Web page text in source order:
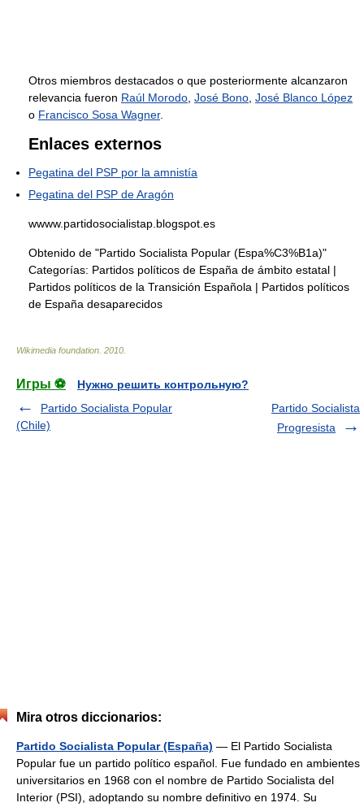
Otros miembros destacados o que posteriormente alcanzaron
relevancia fueron Raúl Morodo José Bono José Blanco López
o Francisco Sosa Wagner.
Enlaces externos
Pegatina del PSP por la amnistía
Pegatina del PSP de Aragón
wwww.partidosocialistap.blogspot.es
Obtenido de "Partido Socialista Popular (Espa%C3%B1a)"
Categorías: Partidos políticos de España de ámbito estatal |
Partidos políticos de la Transición Española | Partidos políticos
de España desaparecidos
Wikimedia foundation 2010
Игры ⚽
Нужно решить контрольную?
Partido Socialista Popular
(Chile)
Partido Socialista
Progresista
Mira otros diccionarios:
Partido Socialista Popular (España) — El Partido Socialista
Popular fue un partido político español. Fue fundado en ambientes
universitarios en 1968 con el nombre de Partido Socialista del
Interior (PSI), adoptando su nombre definitivo en 1974. Su